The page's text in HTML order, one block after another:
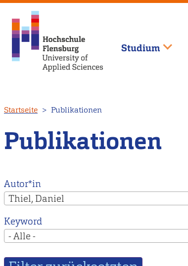
zum
Inhalt
Studium
Startseite Publikationen
Publikationen
Autor*in
Thiel, Daniel
Keyword
- Alle -